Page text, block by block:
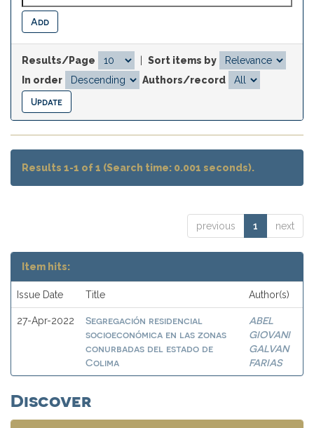
Results/Page
Sort items by
In order
Authors/record
Results 1-1 of 1 (Search time: 0.001 seconds).
previous 1 next
Item hits:
Issue Date Title Author(s)
27-Apr-2022
Segregación residencial
socioeconómica en las zonas
conurbadas del estado de
Colima
ABEL
GIOVANI
GALVAN
FARIAS
Discover